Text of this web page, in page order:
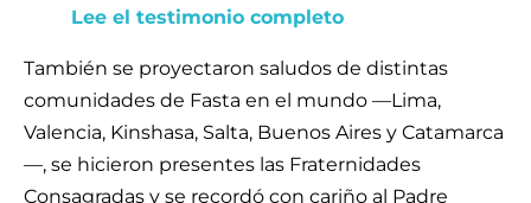
Lee el testimonio completo
También se proyectaron saludos de distintas
comunidades de Fasta en el mundo —Lima,
Valencia, Kinshasa, Salta, Buenos Aires y Catamarca
—, se hicieron presentes las Fraternidades
Consagradas y se recordó con cariño al Padre